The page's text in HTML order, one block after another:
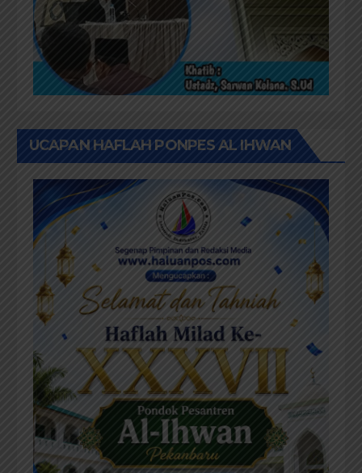
UCAPAN HAFLAH PONPES AL IHWAN